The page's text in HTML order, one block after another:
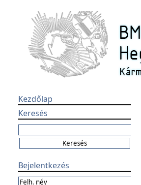
Kezdőlap
Keresés
Bejelentkezés